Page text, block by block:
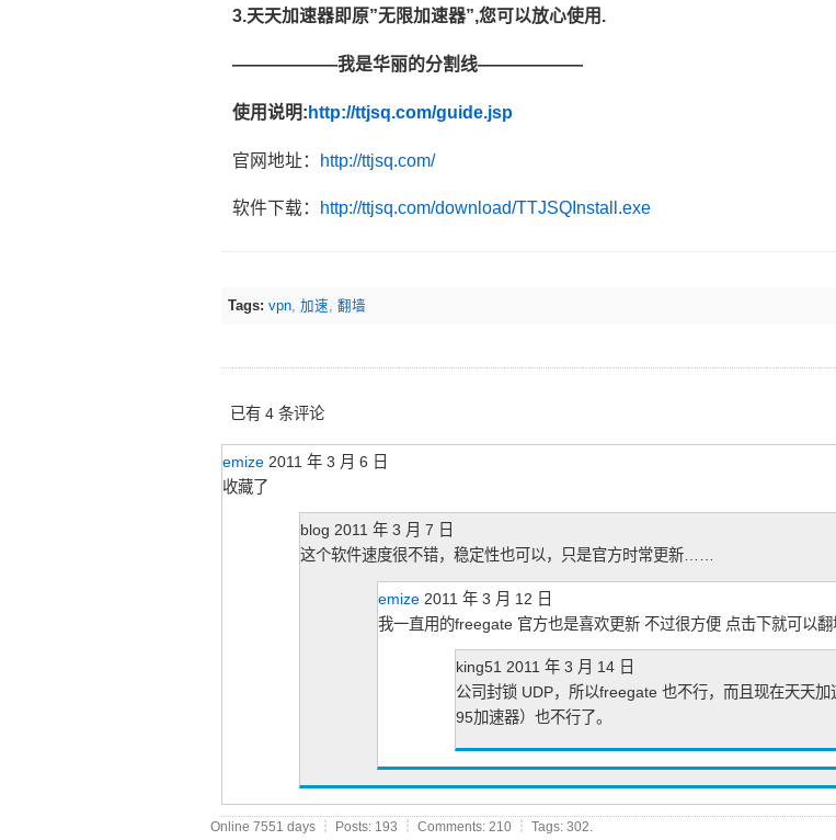
3.天天加速器即原”无限加速器”,您可以放心使用.
——————我是华丽的分割线——————
使用说明: http://ttjsq.com/guide.jsp
官网地址： http://ttjsq.com/
软件下载： http://ttjsq.com/download/TTJSQInstall.exe
Tags: vpn,加速,翻墙
已有 4 条评论
emize 2011 年 3 月 6 日
收藏了
blog 2011 年 3 月 7 日
这个软件速度很不错，稳定性也可以，只是官方时常更新……
emize 2011 年 3 月 12 日
我一直用的freegate 官方也是喜欢更新 不过很方便 点击下就可以翻
king51 2011 年 3 月 14 日
公司封锁 UDP，所以freegate 也不行，而且现在天天加
95加速器）也不行了。
Online 7551 days ┆ Posts: 193 ┆ Comments: 210 ┆ Tags: 302.